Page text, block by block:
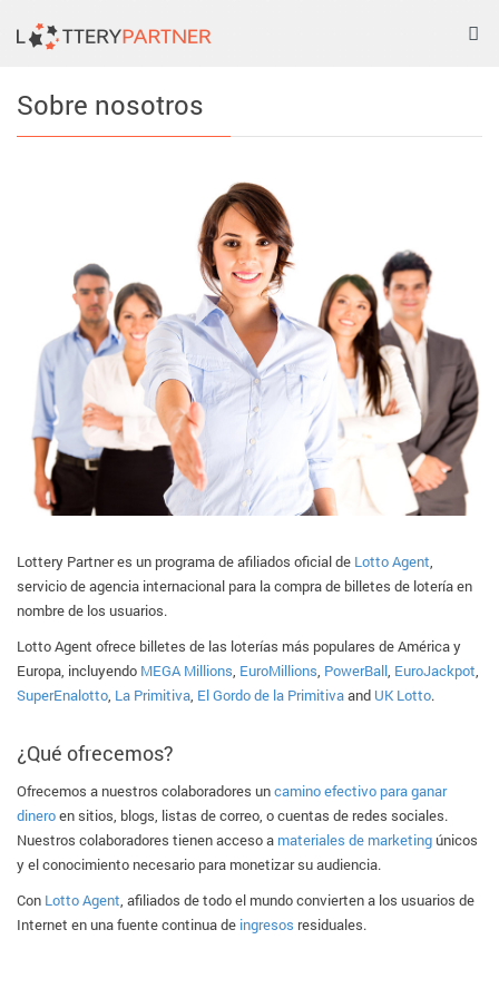
Sobre nosotros
Lottery Partner es un programa de afiliados oficial de Lotto Agent,
servicio de agencia internacional para la compra de billetes de lotería en
nombre de los usuarios.
Lotto Agent ofrece billetes de las loterías más populares de América y
Europa, incluyendo MEGA Millions, EuroMillions, PowerBall, EuroJackpot,
SuperEnalotto, La Primitiva, El Gordo de la Primitivaand UK Lotto.
¿Qué ofrecemos?
Ofrecemos a nuestros colaboradores uncamino efectivo para ganar
dineroen sitios, blogs, listas de correo, o cuentas de redes sociales.
Nuestros colaboradores tienen acceso a materiales de marketingúnicos
y el conocimiento necesario para monetizar su audiencia.
Con Lotto Agent, afiliados de todo el mundo convierten a los usuarios de
Internet en una fuente continua de ingresos residuales.